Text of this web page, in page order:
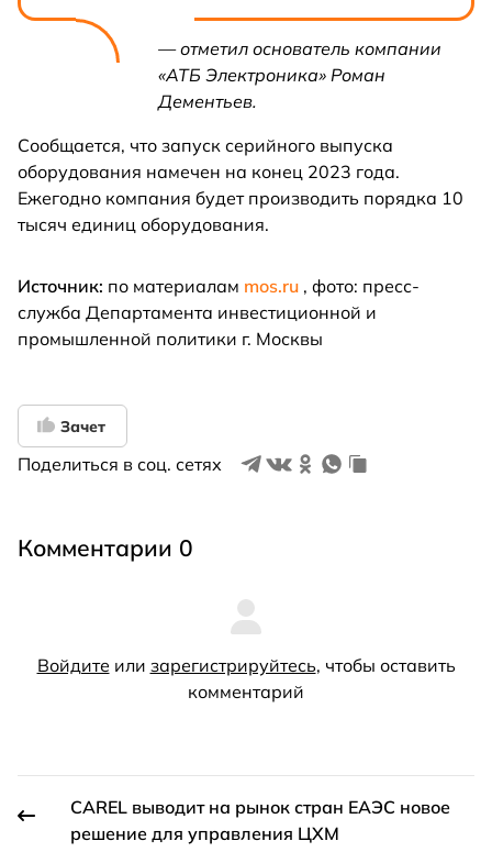
— отметил основатель компании
«АТБ Электроника» Роман
Дементьев.
Сообщается, что запуск серийного выпуска
оборудования намечен на конец 2023 года.
Ежегодно компания будет производить порядка 10
тысяч единиц оборудования.
Источник: по материалам mos.ru , фото: пресс-
служба Департамента инвестиционной и
промышленной политики г. Москвы
Зачет
Поделиться в соц. сетях
Комментарии 0
Войдите или зарегистрируйтесь, чтобы оставить
комментарий
СAREL выводит на рынок стран ЕАЭС новое
решение для управления ЦХМ